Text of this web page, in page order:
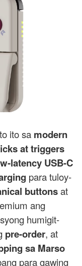
ito sa modern
at triggers
latency USB-C
para tuloy-
buttonsat
ang
humigit-
pre-order, at
sa Marso
para gawing